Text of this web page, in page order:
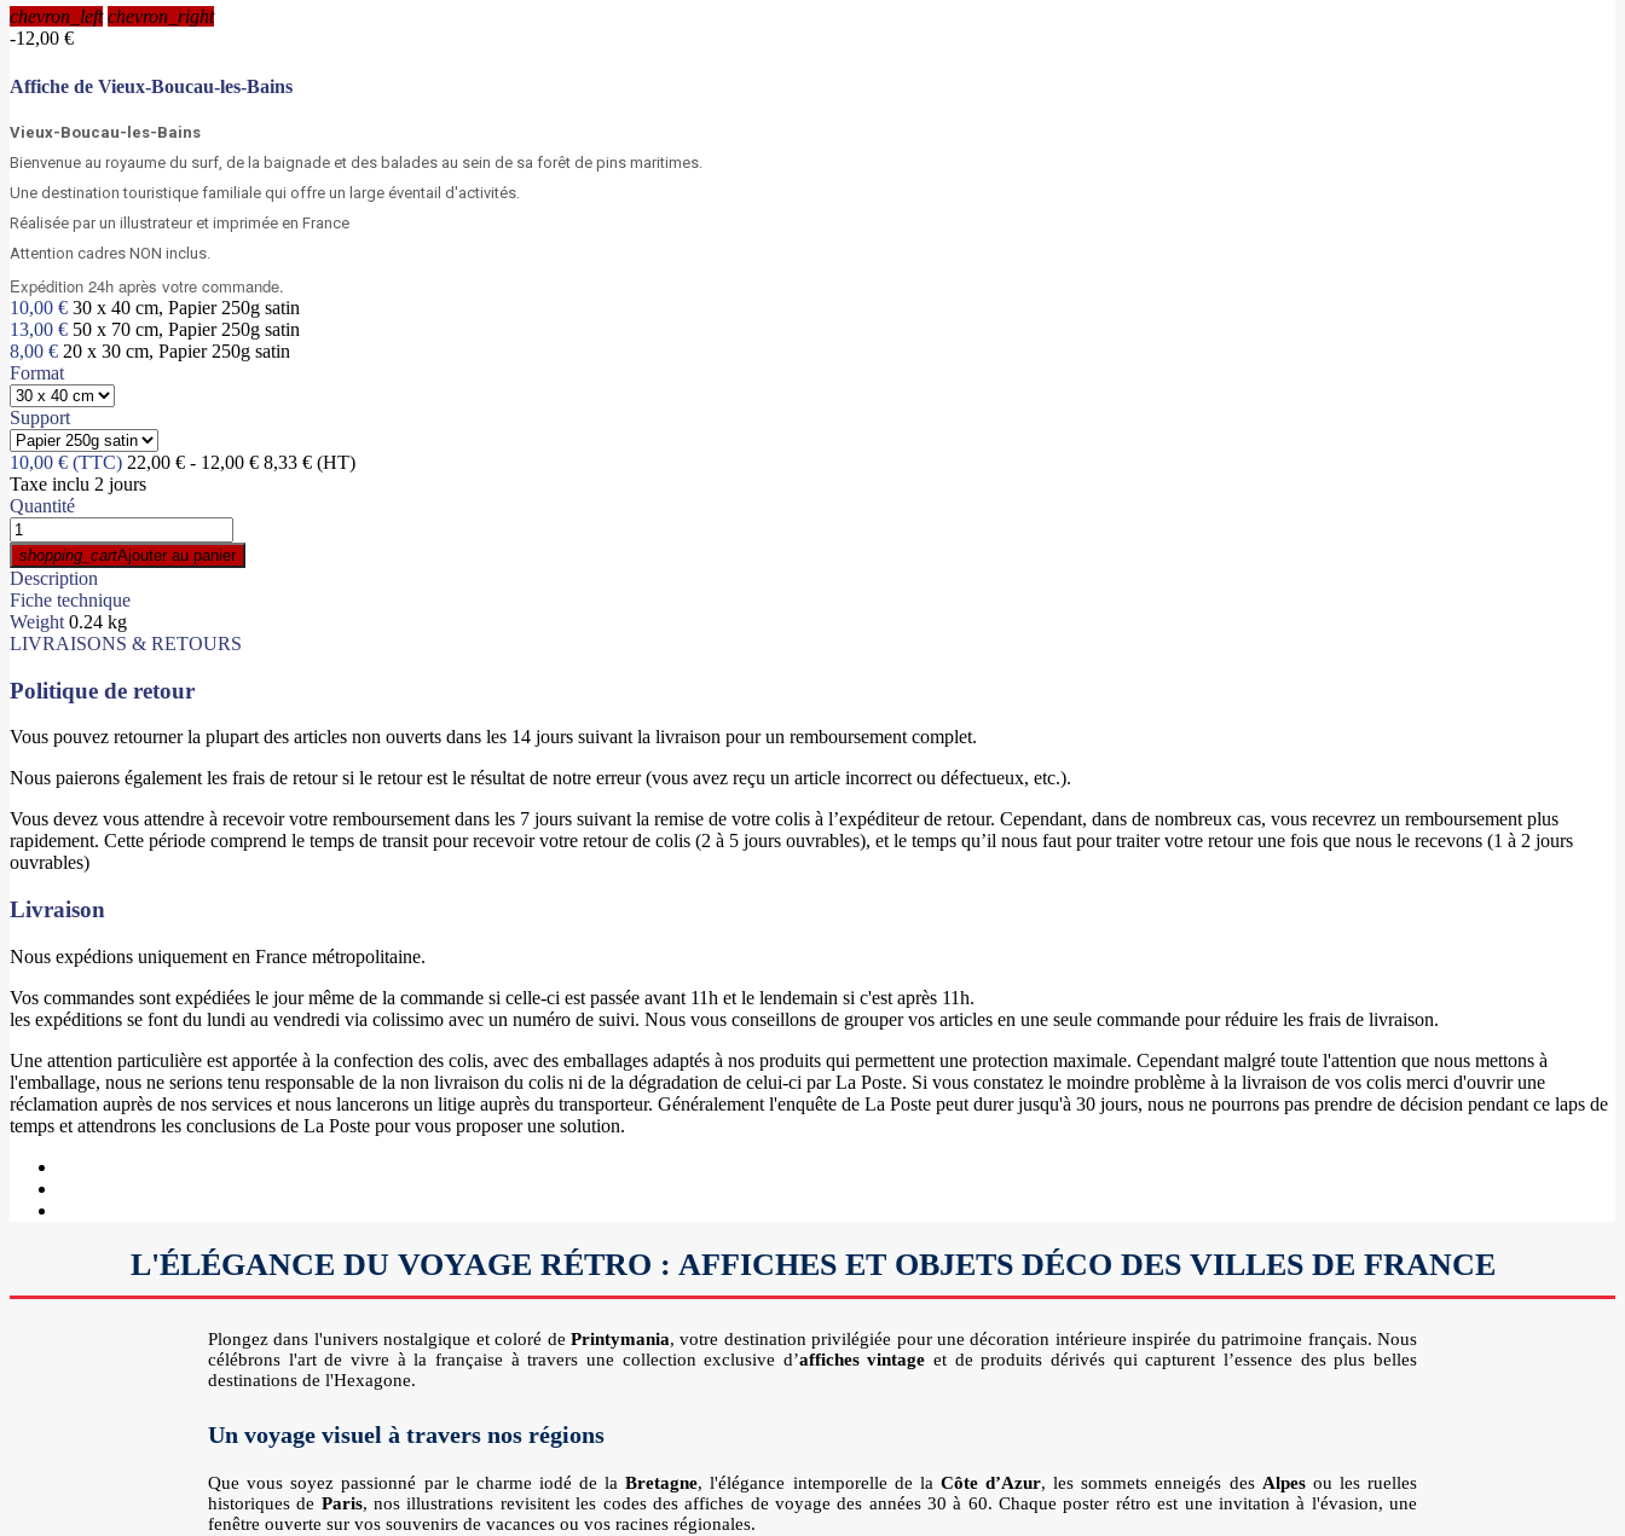
chevron_left chevron_right
-12,00 €
Affiche de Vieux-Boucau-les-Bains
Vieux-Boucau-les-Bains
Bienvenue au royaume du surf, de la baignade et des balades au sein de sa forêt de pins maritimes.
Une destination touristique familiale qui offre un large éventail d'activités.
Réalisée par un illustrateur et imprimée en France
Attention cadres NON inclus.
Expédition 24h après votre commande.
10,00 € 30 x 40 cm, Papier 250g satin
13,00 € 50 x 70 cm, Papier 250g satin
8,00 € 20 x 30 cm, Papier 250g satin
Format
Support
10,00 € (TTC) 22,00 € - 12,00 € 8,33 € (HT)
Taxe inclu 2 jours
Quantité
shopping_cartAjouter au panier
Description
Fiche technique
Weight 0.24 kg
LIVRAISONS & RETOURS
Politique de retour
Vous pouvez retourner la plupart des articles non ouverts dans les 14 jours suivant la livraison pour un remboursement complet.
Nous paierons également les frais de retour si le retour est le résultat de notre erreur (vous avez reçu un article incorrect ou défectueux, etc.).
Vous devez vous attendre à recevoir votre remboursement dans les 7 jours suivant la remise de votre colis à l’expéditeur de retour. Cependant, dans de nombreux cas, vous recevrez un remboursement plus
rapidement. Cette période comprend le temps de transit pour recevoir votre retour de colis (2 à 5 jours ouvrables), et le temps qu’il nous faut pour traiter votre retour une fois que nous le recevons (1 à 2 jours
ouvrables)
Livraison
Nous expédions uniquement en France métropolitaine.
Vos commandes sont expédiées le jour même de la commande si celle-ci est passée avant 11h et le lendemain si c'est après 11h.
les expéditions se font du lundi au vendredi via colissimo avec un numéro de suivi. Nous vous conseillons de grouper vos articles en une seule commande pour réduire les frais de livraison.
Une attention particulière est apportée à la confection des colis, avec des emballages adaptés à nos produits qui permettent une protection maximale. Cependant malgré toute l'attention que nous mettons à
l'emballage, nous ne serions tenu responsable de la non livraison du colis ni de la dégradation de celui-ci par La Poste. Si vous constatez le moindre problème à la livraison de vos colis merci d'ouvrir une
réclamation auprès de nos services et nous lancerons un litige auprès du transporteur. Généralement l'enquête de La Poste peut durer jusqu'à 30 jours, nous ne pourrons pas prendre de décision pendant ce laps de
temps et attendrons les conclusions de La Poste pour vous proposer une solution.
L'ÉLÉGANCE DU VOYAGE RÉTRO : AFFICHES ET OBJETS DÉCO DES VILLES DE FRANCE
Plongez dans l'univers nostalgique et coloré de Printymania, votre destination privilégiée pour une décoration intérieure inspirée du patrimoine français. Nous
célébrons l'art de vivre à la française à travers une collection exclusive d’affiches vintage et de produits dérivés qui capturent l’essence des plus belles
destinations de l'Hexagone.
Un voyage visuel à travers nos régions
Que vous soyez passionné par le charme iodé de laBretagne, l'élégance intemporelle de la Côte d’Azur, les sommets enneigés des Alpesou les ruelles
historiques de Paris, nos illustrations revisitent les codes des affiches de voyage des années 30 à 60. Chaque poster rétro est une invitation à l'évasion, une
fenêtre ouverte sur vos souvenirs de vacances ou vos racines régionales.